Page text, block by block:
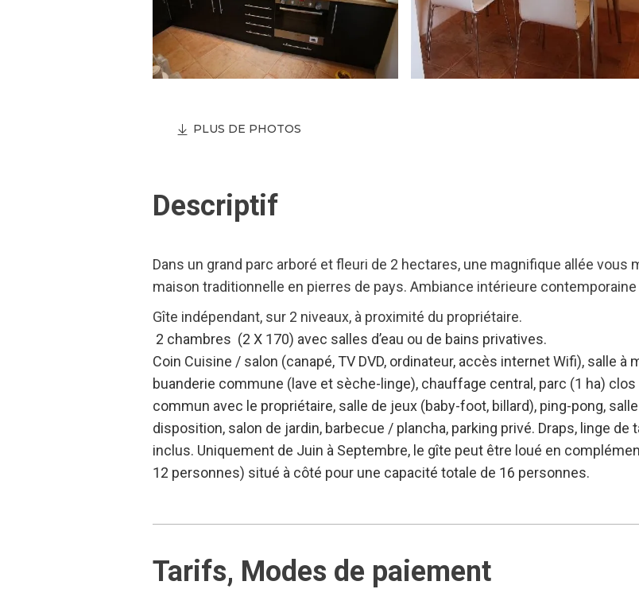
PLUS DE PHOTOS
Descriptif
Dans un grand parc arboré et fleuri de 2 hectares, une magnifique allée vous
maison traditionnelle en pierres de pays. Ambiance intérieure
Gîte indépendant, sur 2 niveaux, à proximité du propriétaire.
2 chambres (2 X 170) avec salles d’eau ou de bains privatives.
Coin Cuisine / salon (canapé, TV DVD, ordinateur, accès internet Wifi), salle à
buanderie commune (lave et sèche-linge), chauffage central, parc (1 ha)
commun avec le propriétaire, salle de jeux (baby-foot, billard), ping-pong,
disposition, salon de jardin, barbecue / plancha, parking privé. Draps, linge
inclus. Uniquement de Juin à Septembre, le gîte peut être loué en
12 personnes) situé à côté pour une capacité totale de 16 personnes.
Tarifs, Modes de paiement